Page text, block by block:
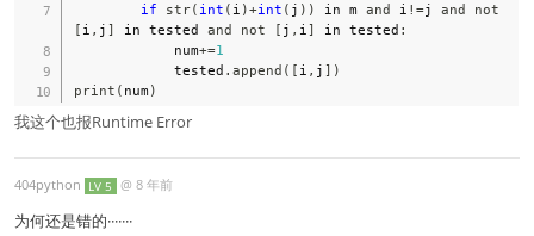
if
str( int ( i )+int ( j ) ) in m and i !=j and
not
[ i , j ] in tested and not [ j , i] in tested :
            num
+=1
            tested
. append ( [ i , j ] )
print ( num )
我这个也报Runtime Error
404python LV 5 @ 8 年前
为何还是错的·······